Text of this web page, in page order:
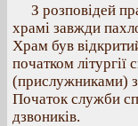
З розповідей
храмі завжди
Храм був
початком літургії
(прислужниками) з
Початок служби
дзвоників.